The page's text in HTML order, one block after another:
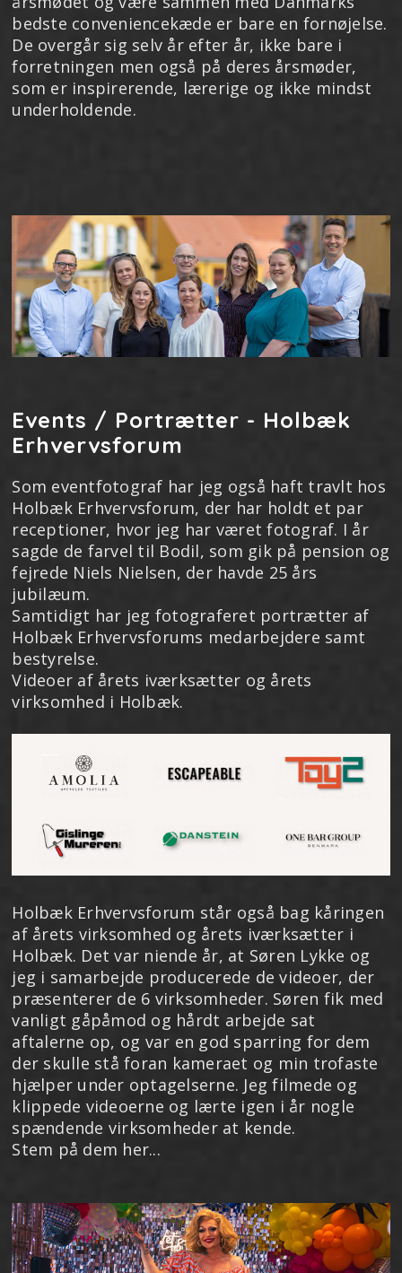
bedste conveniencekæde er bare en fornøjelse.
De overgår sig selv år efter år, ikke bare i
forretningen men også på deres årsmøder,
som er inspirerende, lærerige og ikke mindst
underholdende.
Events / Portrætter - Holbæk
Erhvervsforum
Som eventfotograf har jeg også haft travlt hos
Holbæk Erhvervsforum, der har holdt et par
receptioner, hvor jeg har været fotograf. I år
sagde de farvel til Bodil, som gik på pension og
fejrede Niels Nielsen, der havde 25 års
jubilæum.
Samtidigt har jeg fotograferet portrætter af
Holbæk Erhvervsforums medarbejdere samt
bestyrelse.
Videoer af årets iværksætter og årets
virksomhed i Holbæk.
Holbæk Erhvervsforum står også bag kåringen
af årets virksomhed og årets iværksætter i
Holbæk. Det var niende år, at Søren Lykke og
jeg i samarbejde producerede de videoer, der
præsenterer de 6 virksomheder. Søren fik med
vanligt gåpåmod og hårdt arbejde sat
aftalerne op, og var en god sparring for dem
der skulle stå foran kameraet og min trofaste
hjælper under optagelserne. Jeg filmede og
klippede videoerne og lærte igen i år nogle
spændende virksomheder at kende.
Stem på dem her...